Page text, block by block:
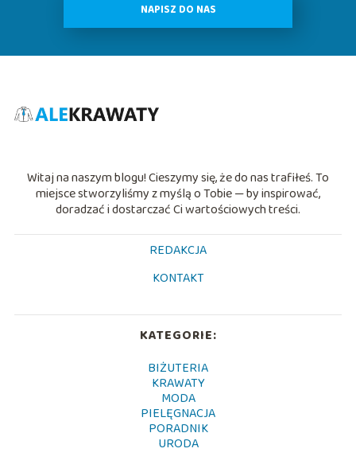
NAPISZ DO NAS
Witaj na naszym blogu! Cieszymy się, że do nas trafiłeś. To
miejsce stworzyliśmy z myślą o Tobie — by inspirować,
doradzać i dostarczać Ci wartościowych treści.
REDAKCJA
KONTAKT
KATEGORIE:
BIŻUTERIA
KRAWATY
MODA
PIELĘGNACJA
PORADNIK
URODA